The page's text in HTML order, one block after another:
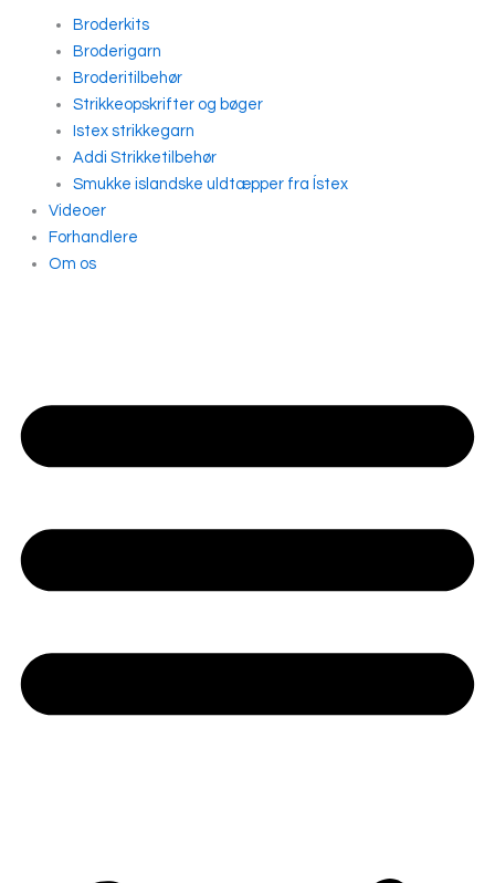
Broderkits
Broderigarn
Broderitilbehør
Strikkeopskrifter og bøger
Istex strikkegarn
Addi Strikketilbehør
Smukke islandske uldtæpper fra Ístex
Videoer
Forhandlere
Om os